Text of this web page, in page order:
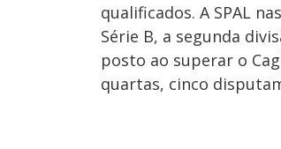
qualificados. A SPAL
Série B, a segunda
posto ao superar o
quartas, cinco